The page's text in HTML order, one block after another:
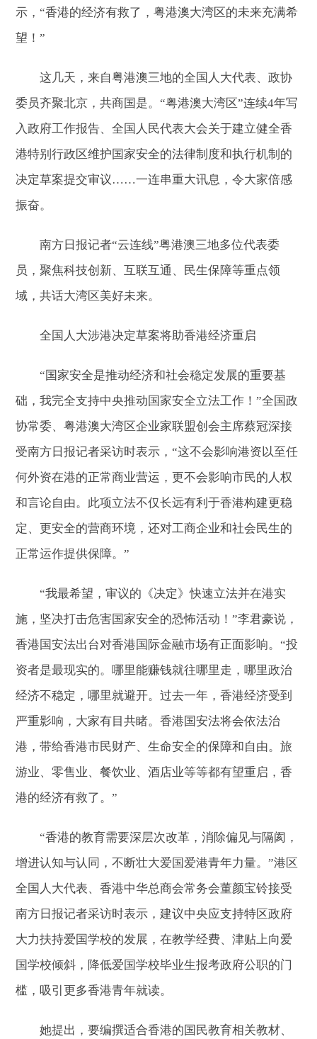
示，“香港的经济有救了，粤港澳大湾区的未来充满希
望！”
这几天，来自粤港澳三地的全国人大代表、政协
委员齐聚北京，共商国是。“粤港澳大湾区”连续4年写
入政府工作报告、全国人民代表大会关于建立健全香
港特别行政区维护国家安全的法律制度和执行机制的
决定草案提交审议……一连串重大讯息，令大家倍感
振奋。
南方日报记者“云连线”粤港澳三地多位代表委
员，聚焦科技创新、互联互通、民生保障等重点领
域，共话大湾区美好未来。
全国人大涉港决定草案将助香港经济重启
“国家安全是推动经济和社会稳定发展的重要基
础，我完全支持中央推动国家安全立法工作！”全国政
协常委、粤港澳大湾区企业家联盟创会主席蔡冠深接
受南方日报记者采访时表示，“这不会影响港资以至任
何外资在港的正常商业营运，更不会影响市民的人权
和言论自由。此项立法不仅长远有利于香港构建更稳
定、更安全的营商环境，还对工商企业和社会民生的
正常运作提供保障。”
“我最希望，审议的《决定》快速立法并在港实
施，坚决打击危害国家安全的恐怖活动！”李君豪说，
香港国安法出台对香港国际金融市场有正面影响。“投
资者是最现实的。哪里能赚钱就往哪里走，哪里政治
经济不稳定，哪里就避开。过去一年，香港经济受到
严重影响，大家有目共睹。香港国安法将会依法治
港，带给香港市民财产、生命安全的保障和自由。旅
游业、零售业、餐饮业、酒店业等等都有望重启，香
港的经济有救了。”
“香港的教育需要深层次改革，消除偏见与隔阂，
增进认知与认同，不断壮大爱国爱港青年力量。”港区
全国人大代表、香港中华总商会常务会董颜宝铃接受
南方日报记者采访时表示，建议中央应支持特区政府
大力扶持爱国学校的发展，在教学经费、津贴上向爱
国学校倾斜，降低爱国学校毕业生报考政府公职的门
槛，吸引更多香港青年就读。
她提出，要编撰适合香港的国民教育相关教材、